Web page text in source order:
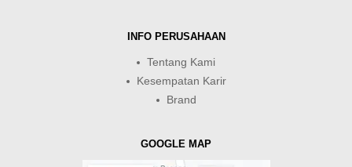
INFO PERUSAHAAN
Tentang Kami
Kesempatan Karir
Brand
GOOGLE MAP